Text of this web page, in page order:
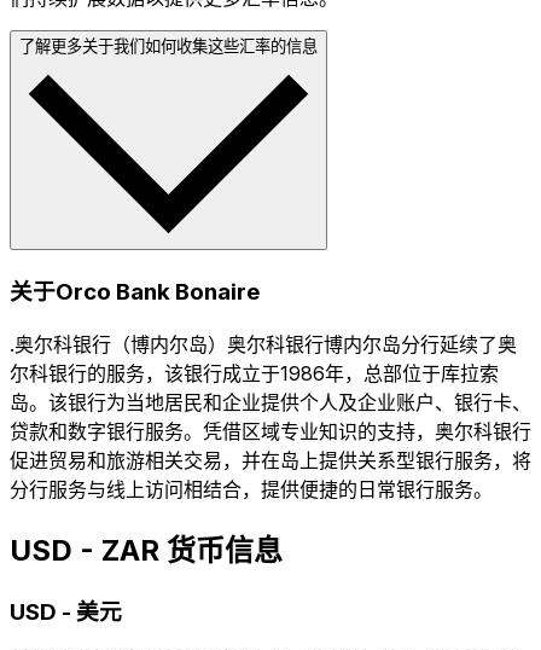
了解更多关于我们如何收集这些汇率的信息
关于Orco Bank Bonaire
.奥尔科银行（博内尔岛）奥尔科银行博内尔岛分行延续了奥
尔科银行的服务，该银行成立于1986年，总部位于库拉索
岛。该银行为当地居民和企业提供个人及企业账户、银行卡、
贷款和数字银行服务。凭借区域专业知识的支持，奥尔科银行
促进贸易和旅游相关交易，并在岛上提供关系型银行服务，将
分行服务与线上访问相结合，提供便捷的日常银行服务。
USD - ZAR 货币信息
USD - 美元